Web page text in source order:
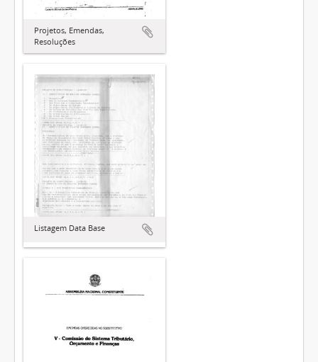
Projetos, Emendas,
Resoluções
Listagem Data Base